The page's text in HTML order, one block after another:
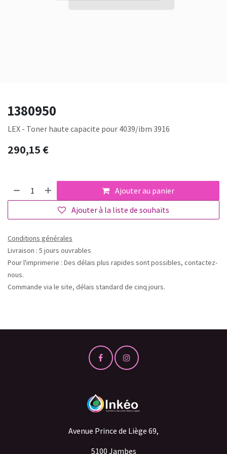
1380950
LEX - Toner haute capacite pour 4039/ibm 3916
290,15€
Ajouter au panier
Ajouter à la liste de souhaits
Conditions générales
Livraison : 5 jours ouvrables
Pour l'imprimerie : Des délais plus rapides sont possibles, contactez-
nous.
Commande via le site, délais standard de cinq jours.
Avenue Prince de Liège 69,
5100 Jambes